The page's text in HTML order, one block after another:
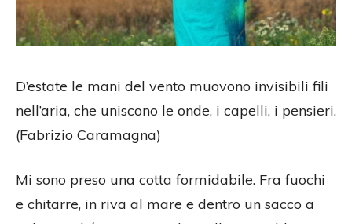
D’estate le mani del vento muovono invisibili fili
nell’aria, che uniscono le onde, i capelli, i pensieri.
(Fabrizio Caramagna)
Mi sono preso una cotta formidabile. Fra fuochi
e chitarre, in riva al mare e dentro un sacco a